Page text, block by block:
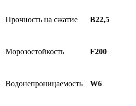
Прочность на сжатие B22,5
Морозостойкость F200
Водонепроницаемость W6